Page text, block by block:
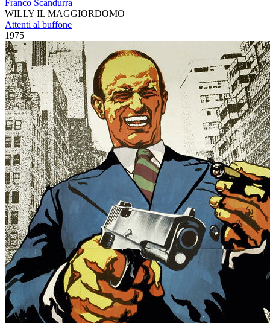
Franco Scandurra
WILLY IL MAGGIORDOMO
Attenti al buffone
1975